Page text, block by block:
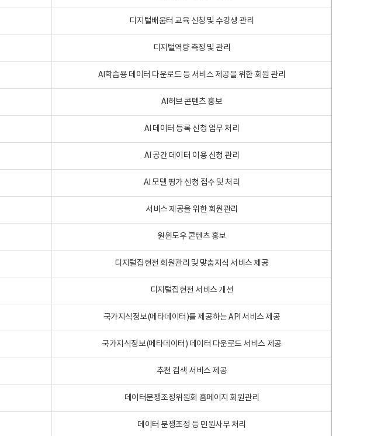
디지털배움터 교육 신청 및 수강생 관리
디지털역량 측정 및 관리
AI학습용 데이터 다운로드 등 서비스 제공을 위한 회원 관리
AI허브 콘텐츠 홍보
AI 데이터 등록 신청 업무 처리
AI 공간 데이터 이용 신청 관리
AI 모델 평가 신청 접수 및 처리
서비스 제공을 위한 회원관리
원윈도우 콘텐츠 홍보
디지털집현전 회원관리 및 맞춤지식 서비스 제공
디지털집현전 서비스 개선
국가지식정보(메타데이터)를 제공하는 API 서비스 제공
국가지식정보(메타데이터) 데이터 다운로드 서비스 제공
추천 검색 서비스 제공
데이터분쟁조정위원회 홈페이지 회원관리
데이터 분쟁조정 등 민원사무 처리